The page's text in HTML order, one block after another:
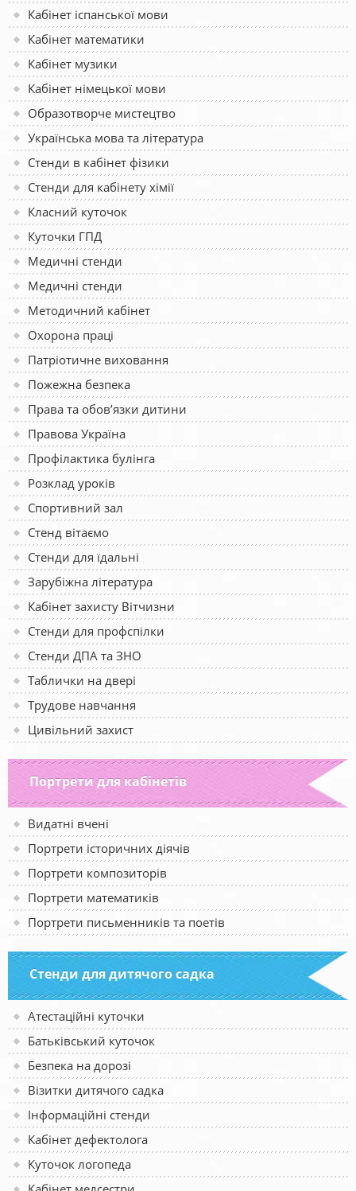
Кабінет іспанської мови
Кабінет математики
Кабінет музики
Кабінет німецької мови
Образотворче мистецтво
Українська мова та література
Стенди в кабінет фізики
Стенди для кабінету хімії
Класний куточок
Куточки ГПД
Медичні стенди
Медичні стенди
Методичний кабінет
Охорона праці
Патріотичне виховання
Пожежна безпека
Права та обов’язки дитини
Правова Україна
Профілактика булінга
Розклад уроків
Спортивний зал
Стенд вітаємо
Стенди для їдальні
Зарубіжна література
Кабінет захисту Вітчизни
Стенди для профспілки
Стенди ДПА та ЗНО
Таблички на двері
Трудове навчання
Цивільний захист
Портрети для кабінетів
Видатні вчені
Портрети історичних діячів
Портрети композиторів
Портрети математиків
Портрети письменників та поетів
Стенди для дитячого садка
Атестаційні куточки
Батьківський куточок
Безпека на дорозі
Візитки дитячого садка
Інформаційні стенди
Кабінет дефектолога
Куточок логопеда